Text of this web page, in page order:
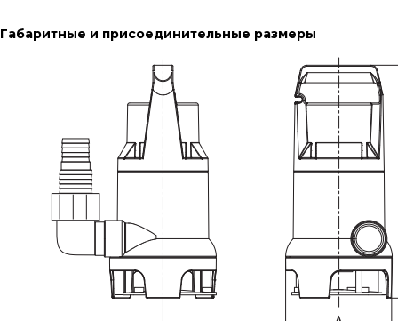
Габаритные и присоединительные размеры